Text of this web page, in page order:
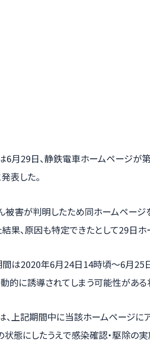
月29日、静鉄電車ホームページが
表した。
被害が判明したため同ホームペー
果、原因も特定できたとして29日
は2020年6月24日14時頃～6月25
的に誘導されてしまう可能性がある
上記期間中に当該ホームページに
状態にしたうえで感染確認・駆除の